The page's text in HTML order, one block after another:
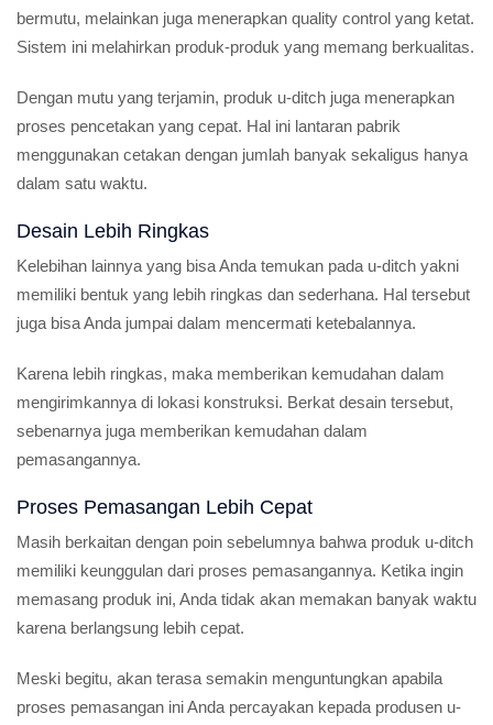
bermutu, melainkan juga menerapkan quality control yang ketat.
Sistem ini melahirkan produk-produk yang memang berkualitas.
Dengan mutu yang terjamin, produk u-ditch juga menerapkan
proses pencetakan yang cepat. Hal ini lantaran pabrik
menggunakan cetakan dengan jumlah banyak sekaligus hanya
dalam satu waktu.
Desain Lebih Ringkas
Kelebihan lainnya yang bisa Anda temukan pada u-ditch yakni
memiliki bentuk yang lebih ringkas dan sederhana. Hal tersebut
juga bisa Anda jumpai dalam mencermati ketebalannya.
Karena lebih ringkas, maka memberikan kemudahan dalam
mengirimkannya di lokasi konstruksi. Berkat desain tersebut,
sebenarnya juga memberikan kemudahan dalam
pemasangannya.
Proses Pemasangan Lebih Cepat
Masih berkaitan dengan poin sebelumnya bahwa produk u-ditch
memiliki keunggulan dari proses pemasangannya. Ketika ingin
memasang produk ini, Anda tidak akan memakan banyak waktu
karena berlangsung lebih cepat.
Meski begitu, akan terasa semakin menguntungkan apabila
proses pemasangan ini Anda percayakan kepada produsen u-